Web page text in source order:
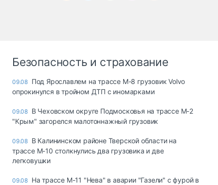
Безопасность и страхование
09.08 Под Ярославлем на трассе М-8 грузовик Volvo
опрокинулся в тройном ДТП с иномарками
09.08 В Чеховском округе Подмосковья на трассе М-2
"Крым" загорелся малотоннажный грузовик
09.08 В Калининском районе Тверской области на
трассе М-10 столкнулись два грузовика и две
легковушки
09.08 На трассе М-11 "Нева" в аварии "Газели" с фурой в